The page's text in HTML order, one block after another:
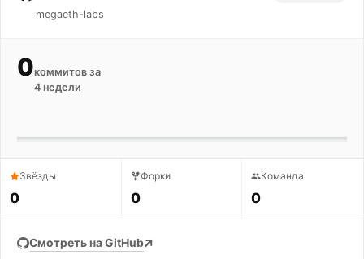
megaeth-labs
0коммитов за
4 недели
Звёзды
0
Форки
0
Команда
0
Смотреть на GitHub